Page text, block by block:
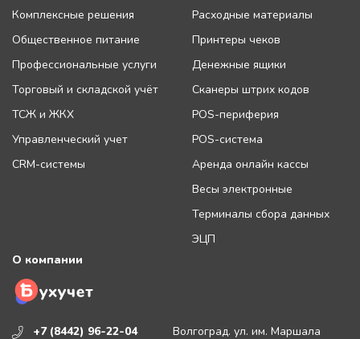
+7 (8442) 96-22-04 Волгоград. ул. им. Маршала
Комплексные решения
Общественное питание
Профессиональные услуги
Торговый и складской учёт
ТСЖ и ЖКХ
Управленческий учет
CRM-системы
Расходные материалы
Принтеры чеков
Денежные ящики
Сканеры штрих кодов
POS-периферия
POS-система
Аренда онлайн кассы
Весы электронные
Терминалы сбора данных
ЭЦП
О компании